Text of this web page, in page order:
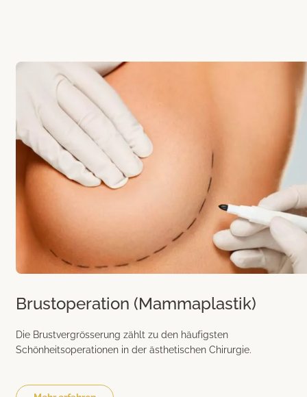
Brustoperation (Mammaplastik)
Die Brustvergrösserung zählt zu den häufigsten
Schönheitsoperationen in der ästhetischen Chirurgie.